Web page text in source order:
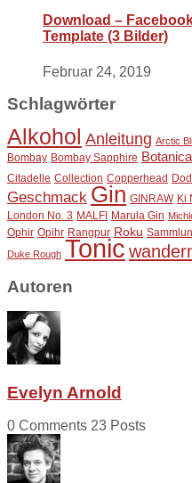
Download –
Template (3 Bilder)
Februar 24, 2019
Schlagwörter
Alkohol Anleitung Arctic
Bombay Bombay Sapphire
Citadelle Collection Copperhead
Geschmack Gin GINRAW Ki
London No. 3 MALFI Marula Gin
Ophir Opihr Rangpur Roku
Duke Rough Tonic
Autoren
Evelyn Arnold
0 Comments 23 Posts